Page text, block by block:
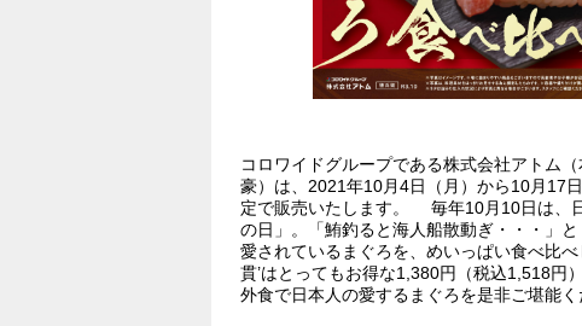
コロワイドグループである株式会社アトム
豪）は、2021年10月4日（月）から10月17
定で販売いたします。 毎年10月10日は、
の日」。「鮪釣ると海人船散動ぎ・・・」
愛されているまぐろを、めいっぱい食べ比
貫’はとってもお得な1,380円（税込1,518円
外食で日本人の愛するまぐろを是非ご堪能く